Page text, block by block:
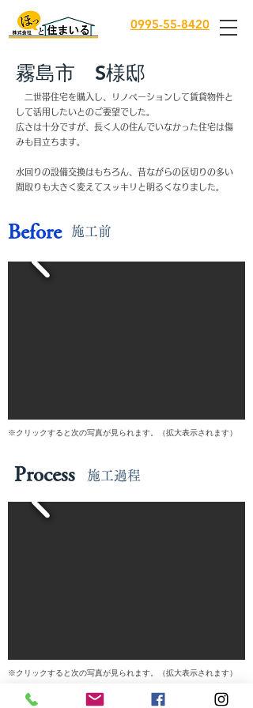
0995-55-8420
霧島市 S様邸
二世帯住宅を購入し、リノベーションして賃貸物件と
して活用したいとのご要望でした。
​広さは十分ですが、長く人の住んでいなかった住宅は傷
みも目立ちます。
水回りの設備交換はもちろん、昔ながらの区切りの多い
間取りも大きく変えてスッキリと明るくなりました。
Before ​施工前
​※クリックすると次の写真が見られます。（拡大表示されます）
Process ​施工過程
​※クリックすると次の写真が見られます。（拡大表示されます）